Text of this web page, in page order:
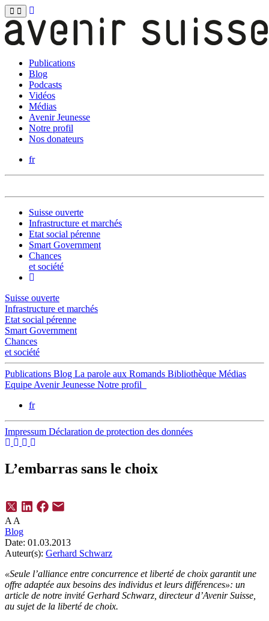
Publications
Blog
Podcasts
Vidéos
Médias
Avenir Jeunesse
Notre profil
Nos donateurs
fr
Suisse ouverte
Infrastructure et marchés
Etat social pérenne
Smart Government
Chances
et société
Suisse ouverte
Infrastructure et marchés
Etat social pérenne
Smart Government
Chances
et société
Publications Blog La parole aux Romands Bibliothèque Médias
Equipe Avenir Jeunesse Notre profil
fr
Impressum Déclaration de protection des données
L’embarras sans le choix
A A
Blog
Date: 01.03.2013
Auteur(s): Gerhard Schwarz
«Seule l’alliance entre concurrence et liberté de choix garantit une
offre adaptée aux besoins des individus et leurs différences»: un
article de notre invité Gerhard Schwarz, directeur d’Avenir Suisse,
au sujet de la liberté de choix.